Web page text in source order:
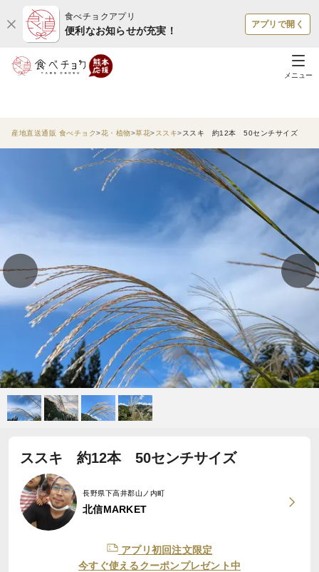
食べチョクアプリ
便利なお知らせが充実！
アプリで開く
メニュー
産地直送通販 食べチョク 花・植物 草花 ススキ ススキ 約12本 50センチサイズ
ススキ 約12本 50センチサイズ
長野県下高井郡山ノ内町
北信MARKET
アプリ初回注文限定
今すぐ使えるクーポンプレゼント中